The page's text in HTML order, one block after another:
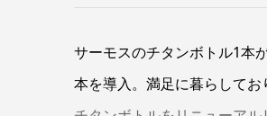
サーモスのチタンボトル1本
本を導入。満足に暮らしてお